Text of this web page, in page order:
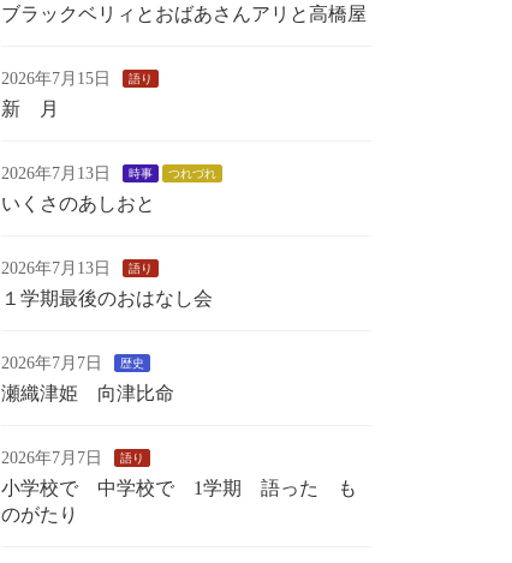
ブラックベリィとおばあさんアリと高橋屋
2026年7月15日 語り
新 月
2026年7月13日 時事 つれづれ
いくさのあしおと
2026年7月13日 語り
１学期最後のおはなし会
2026年7月7日 歴史
瀬織津姫 向津比命
2026年7月7日 語り
小学校で 中学校で 1学期 語った も
のがたり